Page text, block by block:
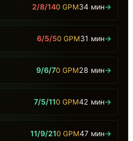
2/8/140 GPM34 мин→
6/5/50 GPM31 мин→
9/6/70 GPM28 мин→
7/5/110 GPM42 мин→
11/9/210 GPM47 мин→